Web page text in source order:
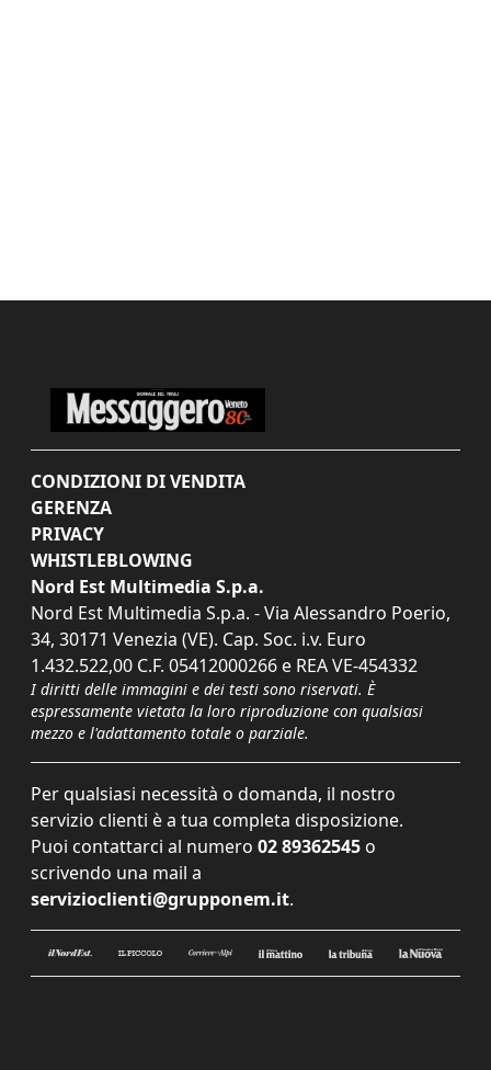
CONDIZIONI DI VENDITA
GERENZA
PRIVACY
WHISTLEBLOWING
Nord Est Multimedia S.p.a.
Nord Est Multimedia S.p.a. - Via Alessandro Poerio,
34, 30171 Venezia (VE). Cap. Soc. i.v. Euro
1.432.522,00 C.F. 05412000266 e REA VE-454332
I diritti delle immagini e dei testi sono riservati. È
espressamente vietata la loro riproduzione con qualsiasi
mezzo e l'adattamento totale o parziale.
Per qualsiasi necessità o domanda, il nostro
servizio clienti è a tua completa disposizione.
Puoi contattarci al numero 02 89362545 o
scrivendo una mail a
servizioclienti@grupponem.it.